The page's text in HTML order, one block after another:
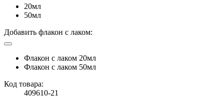
20мл
50мл
Добавить флакон с лаком:
Флакон с лаком 20мл
Флакон с лаком 50мл
Код товара:
409610-21